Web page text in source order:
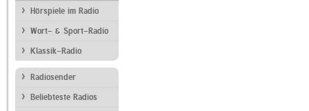
Hörspiele im Radio
Wort- & Sport-Radio
Klassik-Radio
Radiosender
Beliebteste Radios